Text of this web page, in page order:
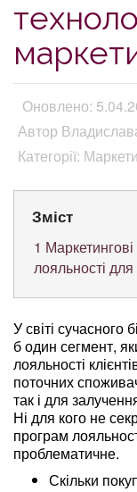
Оновлено:
Автор
Категорії:
Зміст
1
лояльності для
У світі сучасного
б один сегмент,
лояльності
поточних
так і для
Ні для кого не
програм
проблематичне.
Скільки